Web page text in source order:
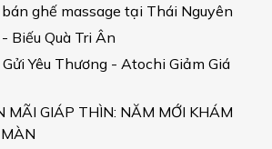
ghế massage tại Thái Nguyên
Biếu Quà Tri Ân
Yêu Thương - Atochi Giảm Giá
MÃI GIÁP THÌN: NĂM MỚI KHÁM